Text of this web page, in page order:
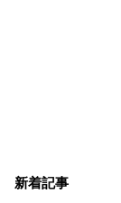
新着記事